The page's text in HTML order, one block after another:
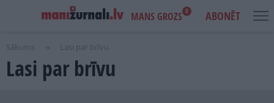
MANS GROZS 0
USER
ACCOUNT
MAIN
NAVIGATION
ABONĒT
Sākums Lasi par brīvu
Lasi par brīvu